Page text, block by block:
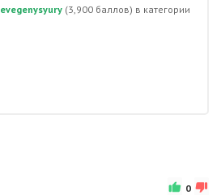
evegenysyury (3,900 баллов) в категории
0